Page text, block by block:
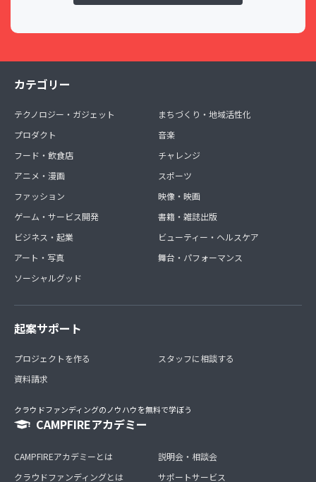
カテゴリー
テクノロジー・ガジェット
プロダクト
フード・飲食店
アニメ・漫画
ファッション
ゲーム・サービス開発
ビジネス・起業
アート・写真
ソーシャルグッド
まちづくり・地域活性化
音楽
チャレンジ
スポーツ
映像・映画
書籍・雑誌出版
ビューティー・ヘルスケア
舞台・パフォーマンス
起案サポート
プロジェクトを作る
資料請求
スタッフに相談する
クラウドファンディングのノウハウを無料で学ぼう
CAMPFIREアカデミー
CAMPFIREアカデミーとは
クラウドファンディングとは
説明会・相談会
サポートサービス